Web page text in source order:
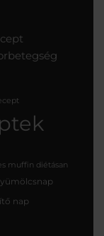
muffin diétásan
nap